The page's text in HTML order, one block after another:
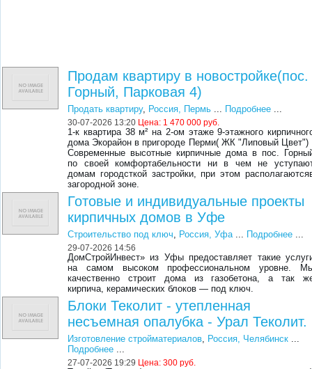
Продам квартиру в новостройке(пос.
Горный, Парковая 4)
Продать квартиру, Россия, Пермь ... Подробнее ...
30-07-2026 13:20 Цена: 1 470 000 руб.
1-к квартира 38 м² на 2-ом этаже 9-этажного
дома Экорайон в пригороде Перми( ЖК "Липовый Цвет")
Современные высотные кирпичные дома в пос.
по своей комфортабельности ни в чем не
домам городсткой застройки, при этом
загородной зоне.
Готовые и индивидуальные проекты
кирпичных домов в Уфе
Строительство под ключ, Россия, Уфа... Подробнее ...
29-07-2026 14:56
ДомСтройИнвест» из Уфы предоставляет такие
на самом высоком профессиональном уровне.
качественно строит дома из газобетона, а так
кирпича, керамических блоков — под ключ.
Блоки Теколит - утепленная
несъемная опалубка - Урал Теколит.
Изготовление стройматериалов, Россия, Челябинск ...
Подробнее ...
27-07-2026 19:29 Цена:300 руб.